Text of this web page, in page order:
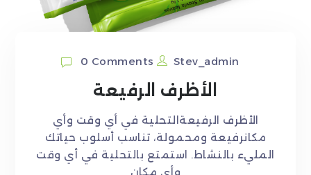
Stev_admin
0 Comments
الأظرف الرفيعة
الأظرف الرفيعةالتحلية في أي وقت وأي
مكانرفيعة ومحمولة، تناسب أسلوب حياتك
المليء بالنشاط. استمتع بالتحلية في أي وقت
وأي مكان